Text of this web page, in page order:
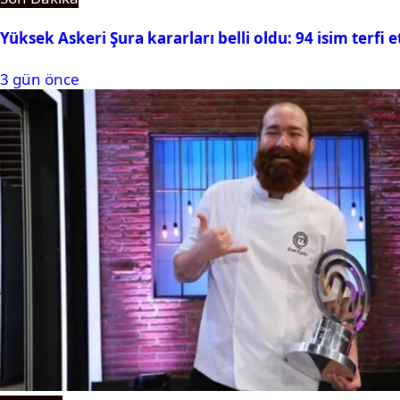
Yüksek Askeri Şura kararları belli oldu: 94 isim terfi
3 gün önce